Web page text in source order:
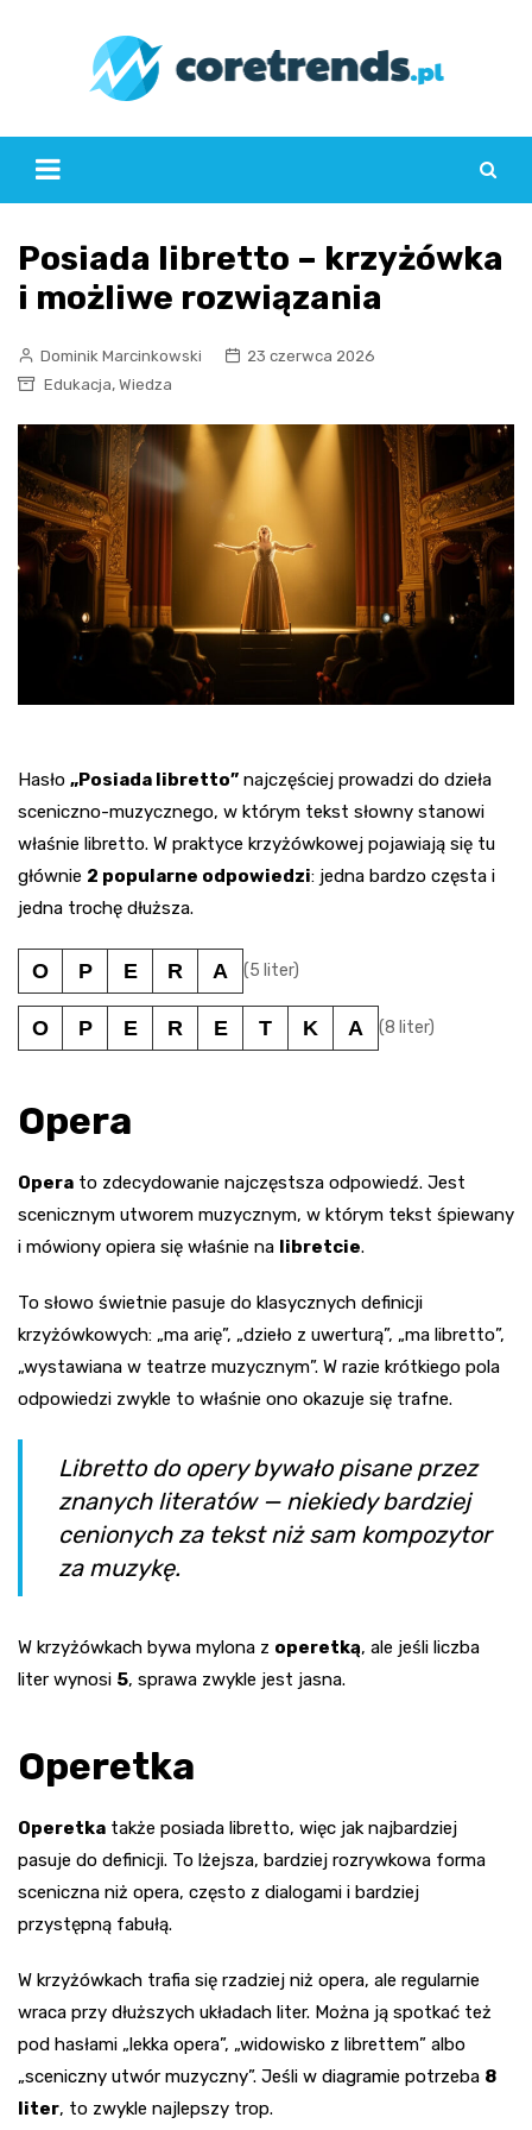
Posiada libretto – krzyżówka
i możliwe rozwiązania
Dominik Marcinkowski
23 czerwca 2026
Edukacja, Wiedza
Hasło „Posiada libretto” najczęściej prowadzi do dzieła
sceniczno-muzycznego, w którym tekst słowny stanowi
właśnie libretto. W praktyce krzyżówkowej pojawiają się tu
głównie 2 popularne odpowiedzi: jedna bardzo częsta i
jedna trochę dłuższa.
O P E R A (5 liter)
O P E R E T K A (8 liter)
Opera
Opera to zdecydowanie najczęstsza odpowiedź. Jest
scenicznym utworem muzycznym, w którym tekst śpiewany
i mówiony opiera się właśnie na libretcie.
To słowo świetnie pasuje do klasycznych definicji
krzyżówkowych: „ma arię”, „dzieło z uwerturą”, „ma libretto”,
„wystawiana w teatrze muzycznym”. W razie krótkiego pola
odpowiedzi zwykle to właśnie ono okazuje się trafne.
Libretto do opery bywało pisane przez
znanych literatów — niekiedy bardziej
cenionych za tekst niż sam kompozytor
za muzykę.
W krzyżówkach bywa mylona z operetką, ale jeśli liczba
liter wynosi 5, sprawa zwykle jest jasna.
Operetka
Operetka także posiada libretto, więc jak najbardziej
pasuje do definicji. To lżejsza, bardziej rozrywkowa forma
sceniczna niż opera, często z dialogami i bardziej
przystępną fabułą.
W krzyżówkach trafia się rzadziej niż opera, ale regularnie
wraca przy dłuższych układach liter. Można ją spotkać też
pod hasłami „lekka opera”, „widowisko z librettem” albo
„sceniczny utwór muzyczny”. Jeśli w diagramie potrzeba 8
liter, to zwykle najlepszy trop.